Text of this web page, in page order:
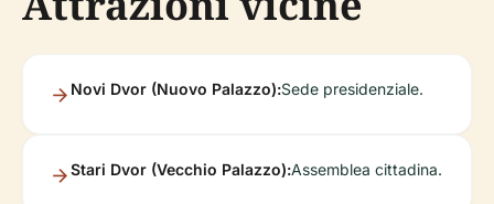
Novi Dvor (Nuovo Palazzo):Sede presidenziale.
Stari Dvor (Vecchio Palazzo):Assemblea cittadina.